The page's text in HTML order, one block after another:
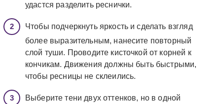
удастся разделить реснички.
Чтобы подчеркнуть яркость и сделать взгляд
более выразительным, нанесите повторный
слой туши. Проводите кисточкой от корней к
кончикам. Движения должны быть быстрыми,
чтобы ресницы не склеились.
Выберите тени двух оттенков, но в одной